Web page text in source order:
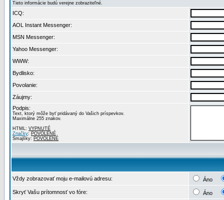
Tieto informácie budú verejne zobraziteľné.
ICQ:
AOL Instant Messenger:
MSN Messenger:
Yahoo Messenger:
WWW:
Bydlisko:
Povolanie:
Záujmy:
Podpis:
Text, ktorý môže byť pridávaný do Vašich príspevkov.
Maximálne 255 znakov.
HTML: VYPNUTÉ
Značky: POVOLENÉ
Smajlíky: POVOLENÉ
Vždy zobrazovať moju e-mailovú adresu: Áno
Skryť Vašu prítomnosť vo fóre:
Áno